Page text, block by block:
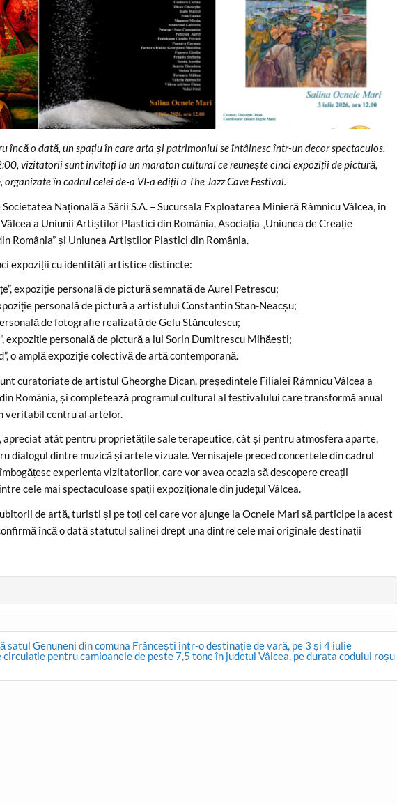
încă o dată, un spațiu în care arta și patrimoniul se întâlnesc într-un decor spectaculos.
vizitatorii sunt invitați la un maraton cultural ce reunește cinci expoziții de pictură,
în cadrul celei de-a VI-a ediții a The Jazz Cave Festival.
Națională a Sării S.A. – Sucursala Exploatarea Minieră Râmnicu Vâlcea, în
a Uniunii Artiștilor Plastici din România, Asociația „Uniunea de Creație
România” și Uniunea Artiștilor Plastici din România.
expoziții cu identități artistice distincte:
expoziție personală de pictură semnată de Aurel Petrescu;
personală de pictură a artistului Constantin Stan-Neacșu;
de fotografie realizată de Gelu Stănculescu;
expoziție personală de pictură a lui Sorin Dumitrescu Mihăești;
o amplă expoziție colectivă de artă contemporană.
curatoriate de artistul Gheorghe Dican, președintele Filialei Râmnicu Vâlcea a
România, și completează programul cultural al festivalului care transformă anual
veritabil centru al artelor.
apreciat atât pentru proprietățile sale terapeutice, cât și pentru atmosfera aparte,
dialogul dintre muzică și artele vizuale. Vernisajele preced concertele din cadrul
experiența vizitatorilor, care vor avea ocazia să descopere creații
cele mai spectaculoase spații expoziționale din județul Vâlcea.
de artă, turiști și pe toți cei care vor ajunge la Ocnele Mari să participe la acest
încă o dată statutul salinei drept una dintre cele mai originale destinații
satul Genuneni din comuna Frâncești într-o destinație de vară, pe 3 și 4 iulie
pentru camioanele de peste 7,5 tone în județul Vâlcea, pe durata codului roșu